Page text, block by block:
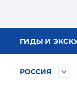
ГИДЫ И
РОССИЯ